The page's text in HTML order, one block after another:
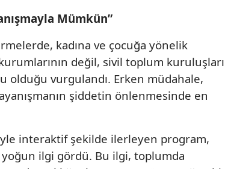
Şırnak
Bartın
Ardahan
Yalova
Mümkün”
kadına ve çocuğa yönelik
değil, sivil toplum kuruluşları
olduğu vurgulandı. Erken müdahale,
şiddetin önlenmesinde en
interaktif şekilde ilerleyen program,
ilgi gördü. Bu ilgi, toplumda